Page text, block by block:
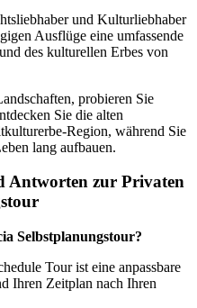
und Kulturliebhaber
Ausflüge eine umfassende
des kulturellen Erbes von
probieren Sie
Sie die alten
Region, während Sie
lang aufbauen.
Antworten zur Privaten
Selbstplanungstour?
Tour ist eine anpassbare
Ihren Zeitplan nach Ihren